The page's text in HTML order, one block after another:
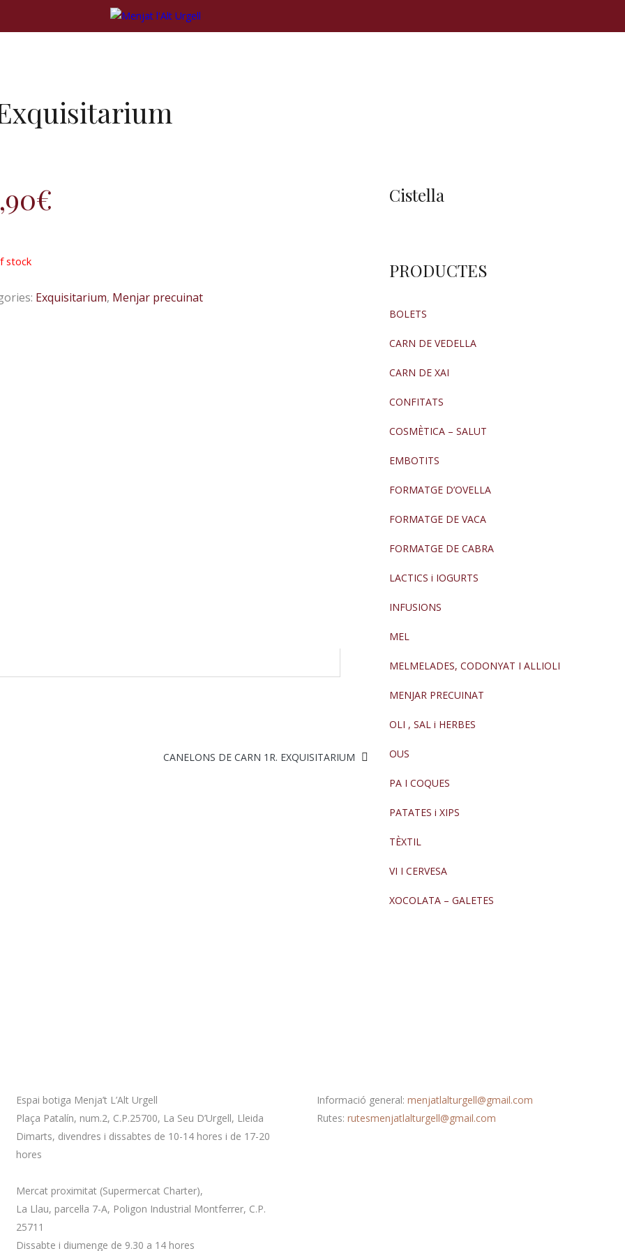
€
stock
Exquisitarium, Menjar precuinat
CANELONS DE CARN 1R. EXQUISITARIUM
Cistella
PRODUCTES
BOLETS
CARN DE VEDELLA
CARN DE XAI
CONFITATS
COSMÈTICA – SALUT
EMBOTITS
FORMATGE D’OVELLA
FORMATGE DE VACA
FORMATGE DE CABRA
LACTICS i IOGURTS
INFUSIONS
MEL
MELMELADES, CODONYAT I ALLIOLI
MENJAR PRECUINAT
OLI , SAL i HERBES
OUS
PA I COQUES
PATATES i XIPS
TÈXTIL
VI I CERVESA
XOCOLATA – GALETES
Espai botiga Menja’t L’Alt Urgell
Plaça Patalín, num.2, C.P.25700, La Seu D’Urgell, Lleida
Dimarts, divendres i dissabtes de 10-14 hores i de 17-20
hores
Mercat proximitat (Supermercat Charter),
La Llau, parcel·la 7-A, Poligon Industrial Montferrer, C.P.
25711
Dissabte i diumenge de 9.30 a 14 hores
Informació general: menjatlalturgell@gmail.com
Rutes: rutesmenjatlalturgell@gmail.com